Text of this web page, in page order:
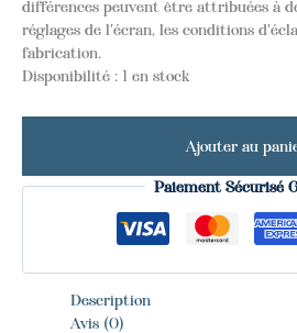
différences peuvent être attribuées à
réglages de l'écran, les conditions
fabrication.
Disponibilité : 1 en stock
Ajouter au
Paiement Sécurisé
Description
Avis (0)